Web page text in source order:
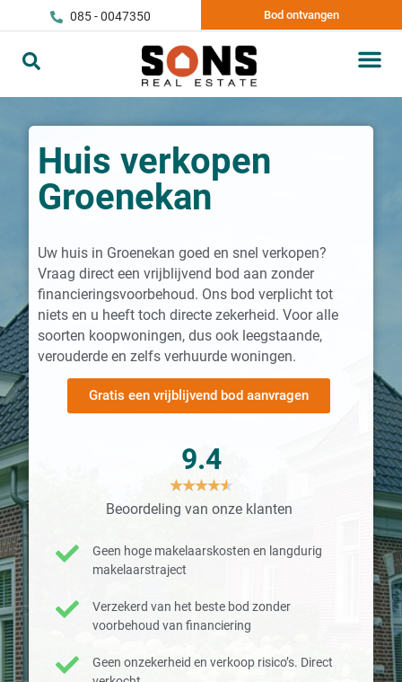
085 - 0047350 Bod ontvangen
Huis verkopen
Groenekan
Uw huis in Groenekan goed en snel verkopen?
Vraag direct een vrijblijvend bod aan zonder
financieringsvoorbehoud. Ons bod verplicht tot
niets en u heeft toch directe zekerheid. Voor alle
soorten koopwoningen, dus ook leegstaande,
verouderde en zelfs verhuurde woningen.
Gratis een vrijblijvend bod aanvragen
9.4
★★★★★
Beoordeling van onze klanten
Geen hoge makelaarskosten en langdurig
makelaarstraject
Verzekerd van het beste bod zonder
voorbehoud van financiering
Geen onzekerheid en verkoop risico’s. Direct